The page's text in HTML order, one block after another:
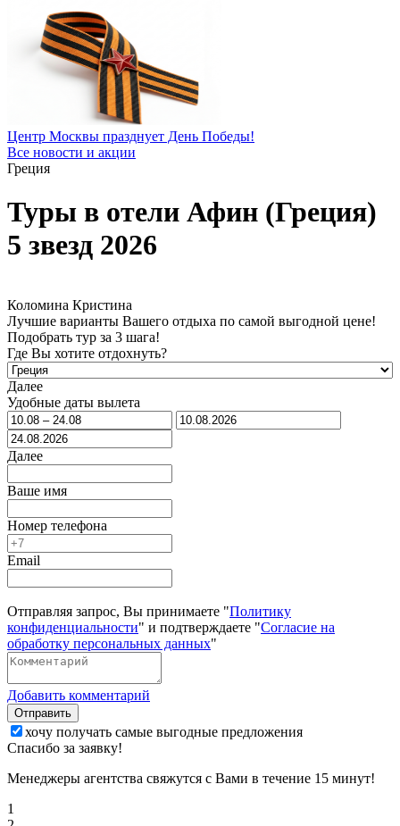
Центр Москвы празднует День Победы!
Все новости и акции
Греция
Туры в отели Афин (Греция)
5 звезд 2026
Коломина Кристина
Лучшие варианты Вашего отдыха по самой выгодной цене!
Подобрать тур за 3 шага!
Где Вы хотите отдохнуть?
Далее
Удобные даты вылета
Далее
Ваше имя
Номер телефона
Email
Отправляя запрос, Вы принимаете "Политику
конфиденциальности" и подтверждаете "Согласие на
обработку персональных данных"
Добавить комментарий
Отправить
хочу получать самые выгодные предложения
Спасибо за заявку!
Менеджеры агентства свяжутся с Вами в течение 15 минут!
1